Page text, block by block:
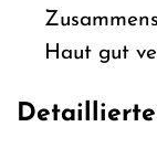
Haut gut